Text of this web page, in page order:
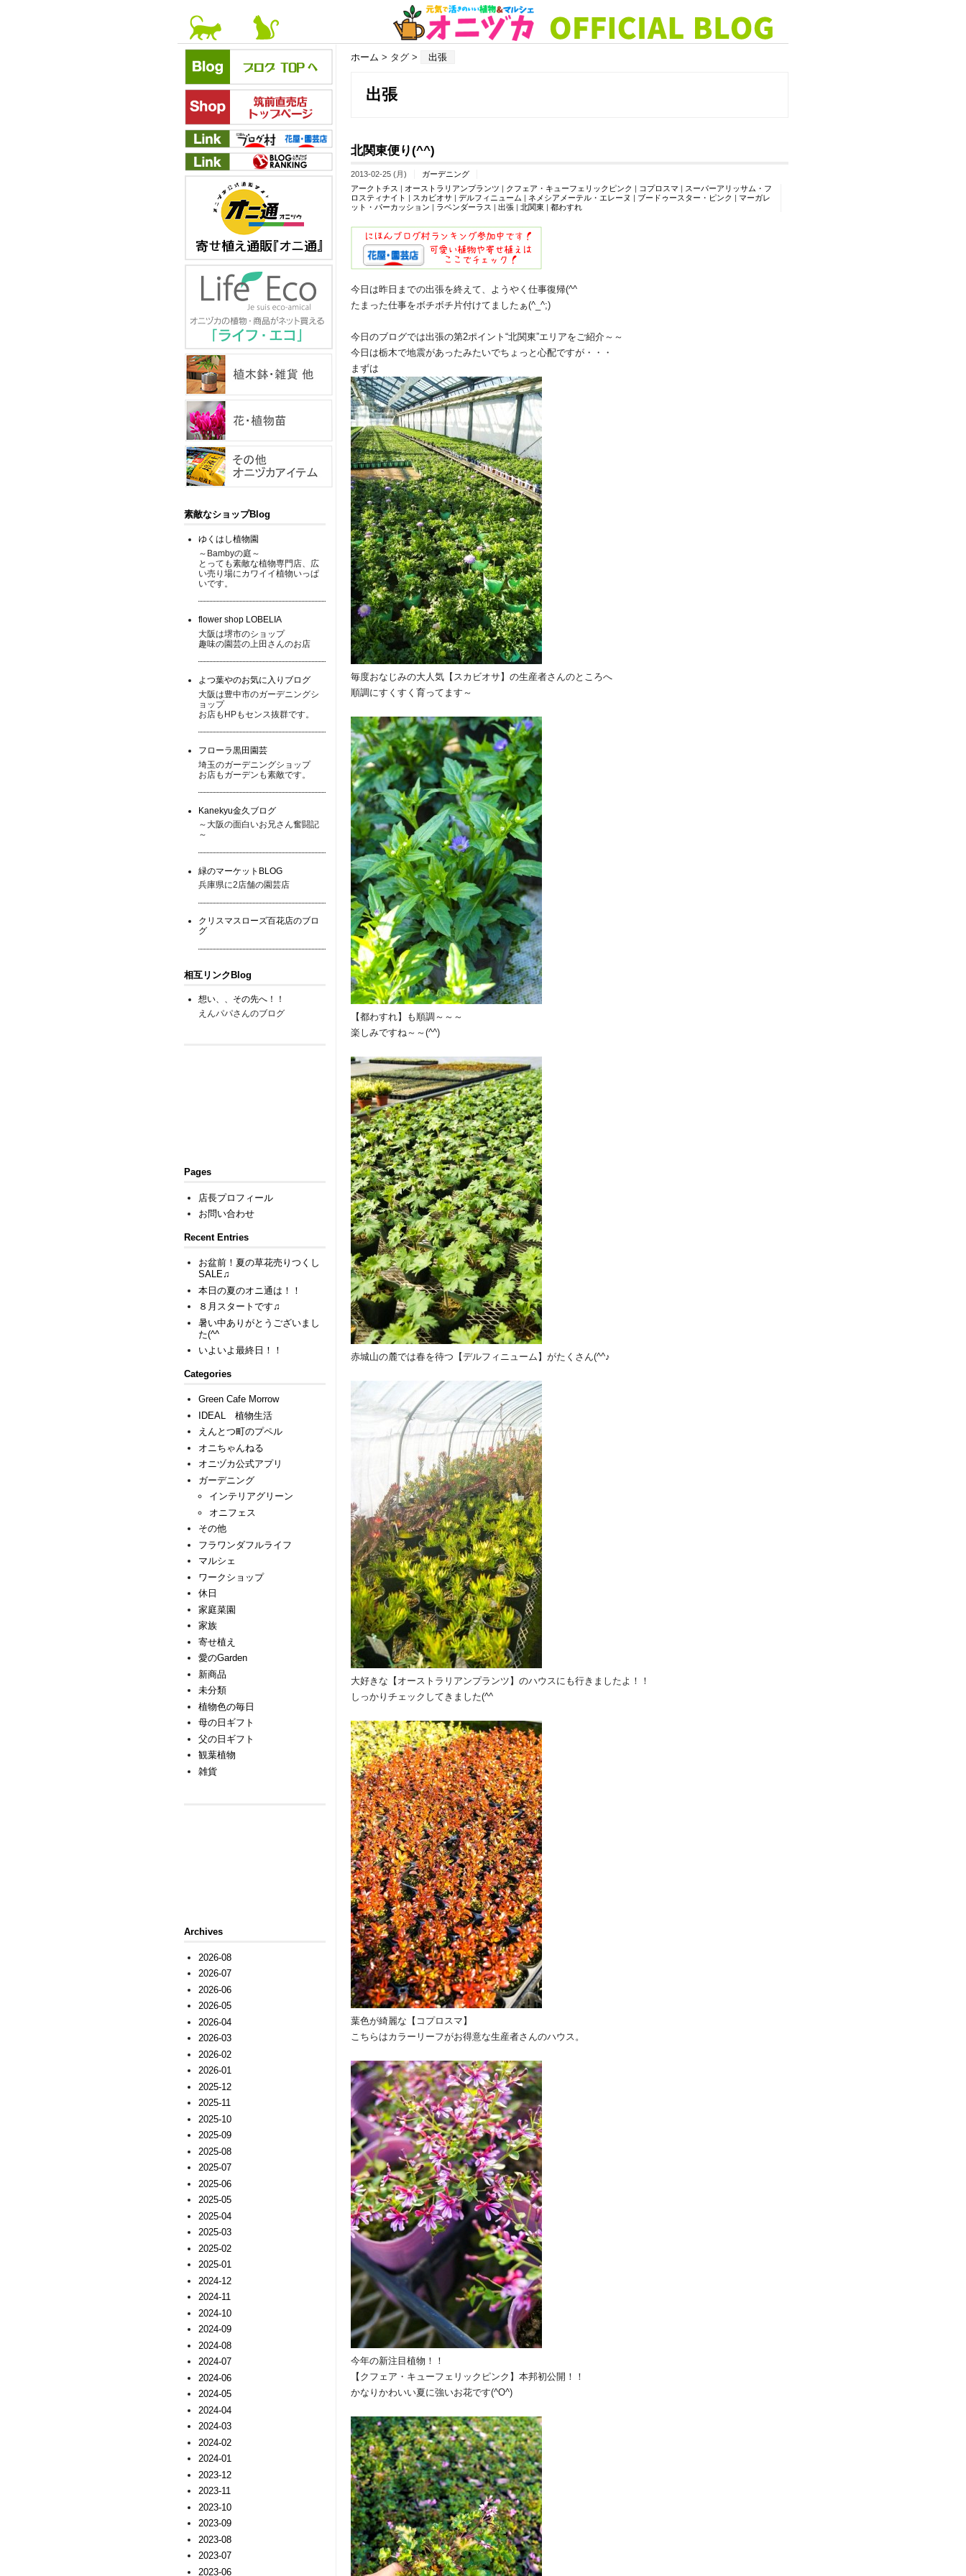
ホーム > タグ > 出張
出張
北関東便り(^^)
2013-02-25 (月)
ガーデニング
アークトチス | オーストラリアンプランツ | クフェア・キューフェリックピンク | コプロスマ | スーパーアリッサム・フ
ロスティナイト | スカビオサ | デルフィニューム | ネメシアメーテル・エレーヌ | ブードゥースター・ピンク | マーガレ
ット・パーカッション | ラベンダーラス | 出張 | 北関東 | 都わすれ
今日は昨日までの出張を終えて、ようやく仕事復帰(^^ゞ
たまった仕事をボチボチ片付けてましたぁ(^_^;)
今日のブログでは出張の第2ポイント“北関東”エリアをご紹介～～
今日は栃木で地震があったみたいでちょっと心配ですが・・・
まずは
毎度おなじみの大人気【スカビオサ】の生産者さんのところへ
順調にすくすく育ってます～
【都わすれ】も順調～～～
楽しみですね～～(^^)
赤城山の麓では春を待つ【デルフィニューム】がたくさん(^^♪
大好きな【オーストラリアンプランツ】のハウスにも行きましたよ！！
しっかりチェックしてきました(^^ゞ
葉色が綺麗な【コプロスマ】
こちらはカラーリーフがお得意な生産者さんのハウス。
今年の新注目植物！！
【クフェア・キューフェリックピンク】本邦初公開！！
かなりかわいい夏に強いお花です(^O^)
素敵なショップBlog
ゆくはし植物園
～Bambyの庭～
とっても素敵な植物専門店、広
い売り場にカワイイ植物いっぱ
いです。
flower shop LOBELIA
大阪は堺市のショップ
趣味の園芸の上田さんのお店
よつ葉やのお気に入りブログ
大阪は豊中市のガーデニングシ
ョップ
お店もHPもセンス抜群です。
フローラ黒田園芸
埼玉のガーデニングショップ
お店もガーデンも素敵です。
Kanekyu金久ブログ
～大阪の面白いお兄さん奮闘記
～
緑のマーケットBLOG
兵庫県に2店舗の園芸店
クリスマスローズ百花店のブロ
グ
相互リンクBlog
想い、、その先へ！！
えんパパさんのブログ
Pages
店長プロフィール
お問い合わせ
Recent Entries
お盆前！夏の草花売りつくし
SALE♫
本日の夏のオニ通は！！
８月スタートです♫
暑い中ありがとうございまし
た(^^ゞ
いよいよ最終日！！
Categories
Green Cafe Morrow
IDEAL 植物生活
えんとつ町のプペル
オニちゃんねる
オニヅカ公式アプリ
ガーデニング
インテリアグリーン
オニフェス
その他
フラワンダフルライフ
マルシェ
ワークショップ
休日
家庭菜園
家族
寄せ植え
愛のGarden
新商品
未分類
植物色の毎日
母の日ギフト
父の日ギフト
観葉植物
雑貨
Archives
2026-08
2026-07
2026-06
2026-05
2026-04
2026-03
2026-02
2026-01
2025-12
2025-11
2025-10
2025-09
2025-08
2025-07
2025-06
2025-05
2025-04
2025-03
2025-02
2025-01
2024-12
2024-11
2024-10
2024-09
2024-08
2024-07
2024-06
2024-05
2024-04
2024-03
2024-02
2024-01
2023-12
2023-11
2023-10
2023-09
2023-08
2023-07
2023-06